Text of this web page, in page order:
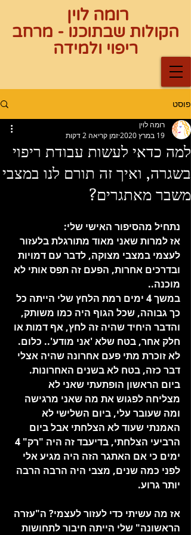
רומה לוין
הקולות שבתוכנו - מרחב
ריפוי ולמידה
פוסט
למה כדאי לעשות עבודת ריפוי
בשגרה, ואיך זה תורם לנו במצבי
משבר מאתגרים?
רומה לוין
19 במרץ 2020
זמן קריאה 2 דקות
נתחיל מהסיפור האישי שלי:
אז למרות שאני מאוד מתורגלת בלעזור
לעצמי במצבי מצוקה, לדבר עם דמויות
ובדרכים אחרות, הפעם זה תפס אותי לא
מוכנה..
במשך 4 ימים רמת הלחץ שלי הייתה כל
כך גבוהה, שכל הגוף היה כמו משותק,
והדבר היחיד שהיה זה לחץ, אף דמות או
חלק אחר, בטח שלא 'אני מודע'.. כלום.
לא זוכרת מתי פעם אחרונה שהיה אצלי
דבר כזה, בטח לא בשנים האחרונות.
ביום הראשון הופתעתי שאני לא
מצליחה לפגוש את מה שאני מרגישה
ומה שעובר עלי, ביום השלישי לא
האמנתי שעוד לא הצלחתי אבל ביום
ימים כי אם האתגר הזה היה מגיע אלי
לפני כמה שנים, מצבי היה הרבה הרבה
יותר גרוע.
אז מה עשיתי כדי לעזור לעצמי? ה"עזרה
הראשונה" שלי הייתה חיבור לתחושות